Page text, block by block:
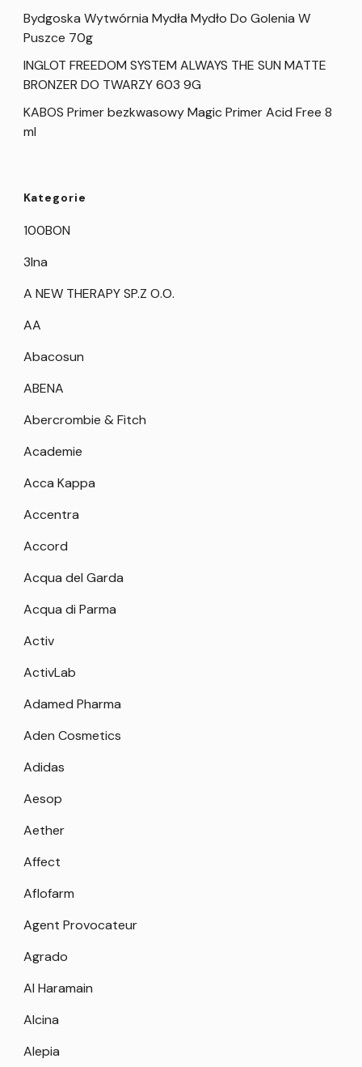
Bydgoska Wytwórnia Mydła Mydło Do Golenia W
Puszce 70g
INGLOT FREEDOM SYSTEM ALWAYS THE SUN MATTE
BRONZER DO TWARZY 603 9G
KABOS Primer bezkwasowy Magic Primer Acid Free 8
ml
Kategorie
100BON
3Ina
A NEW THERAPY SP.Z O.O.
AA
Abacosun
ABENA
Abercrombie & Fitch
Academie
Acca Kappa
Accentra
Accord
Acqua del Garda
Acqua di Parma
Activ
ActivLab
Adamed Pharma
Aden Cosmetics
Adidas
Aesop
Aether
Affect
Aflofarm
Agent Provocateur
Agrado
Al Haramain
Alcina
Alepia